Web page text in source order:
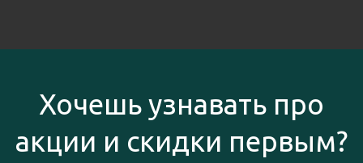
Хочешь узнавать про
акции и скидки первым?